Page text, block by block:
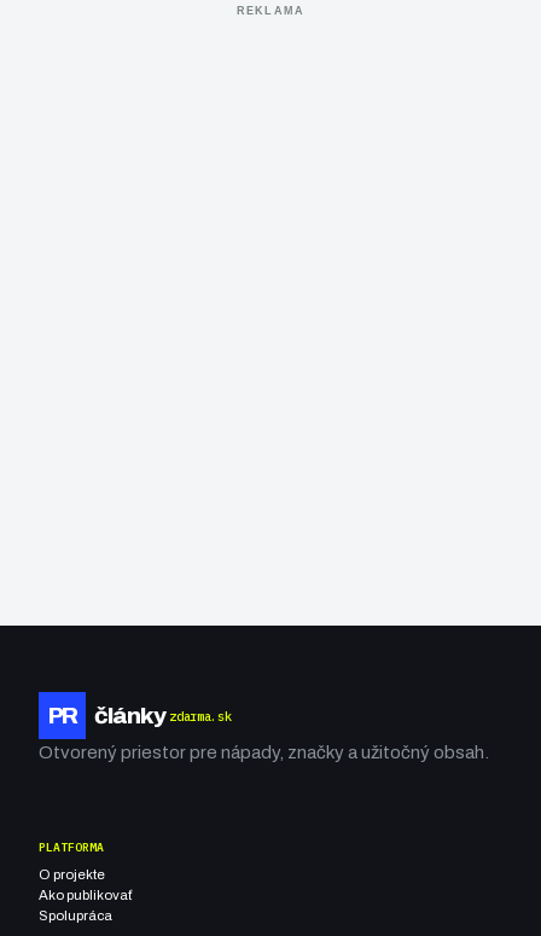
REKLAMA
PR články zdarma.sk
Otvorený priestor pre nápady, značky a užitočný obsah.
PLATFORMA
O projekte
Ako publikovať
Spolupráca